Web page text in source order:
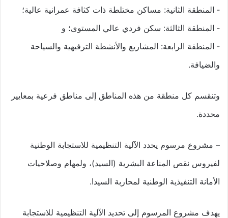
‐ المنطقة الثانية: مساكن مختلطة ذات كثافة عمرانية عالية؛
‐ المنطقة الثالثة: سكن فردي عالي المستوى؛ و
‐ المنطقة الرابعة: المشاريع والأنشطة الترفيهية والسياحة
والضيافة.
وتنقسم كل منطقة من هذه المناطق إلى مناطق فرعية بمعايير
محددة.
– مشروع مرسوم يحدد الآلية التنظيمية للاستجابة الوطنية
لفيروس نقص المناعة البشرية (السيد)، ولمهام وصلاحيات
الأمانة التنفيذية الوطنية لمحاربة السيدا.
يهدف مشروع المرسوم إلى تحديد الآلية التنظيمية للاستجابة